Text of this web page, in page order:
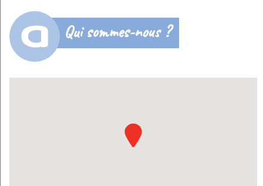
Qui sommes-nous ?